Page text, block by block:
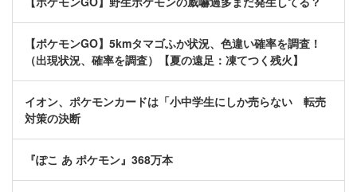
【ポケモンGO】5kmタマゴふか状況、色違い確率を調査！
（出現状況、確率を調査）【夏の遠足：凍てつく残火】
イオン、ポケモンカードは「小中学生にしか売らない 転売
対策の決断
『ぽこ あ ポケモン』368万本